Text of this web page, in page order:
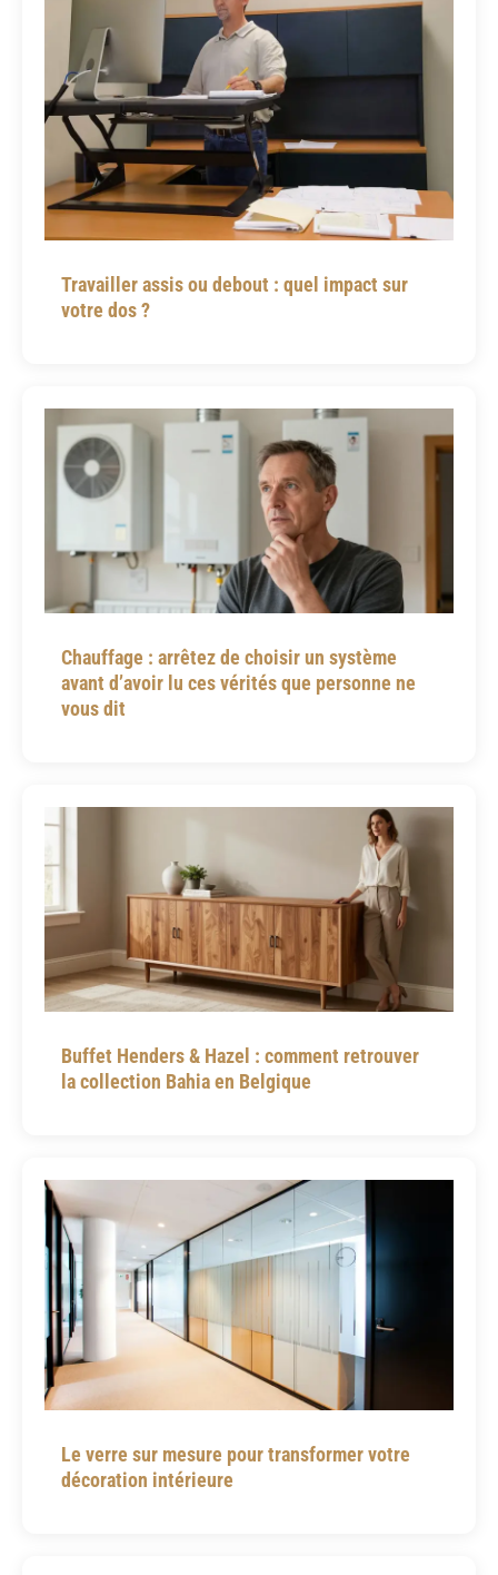
Travailler assis ou debout : quel impact sur
votre dos ?
Chauffage : arrêtez de choisir un système
avant d’avoir lu ces vérités que personne ne
vous dit
Buffet Henders & Hazel : comment retrouver
la collection Bahia en Belgique
Le verre sur mesure pour transformer votre
décoration intérieure